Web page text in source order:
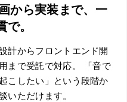
から実装まで、一
で。
計からフロントエンド開
まで受託で対応。 「音で
こしたい」という段階か
いただけます。